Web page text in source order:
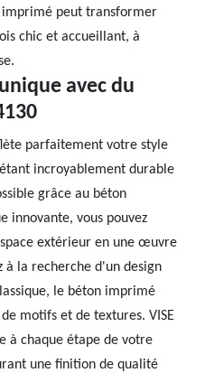
peut transformer
chic et accueillant, à
avec du
parfaitement votre style
incroyablement durable
grâce au béton
innovante, vous pouvez
extérieur en une œuvre
à la recherche d'un design
le béton imprimé
motifs et de textures. VISE
à chaque étape de votre
une finition de qualité